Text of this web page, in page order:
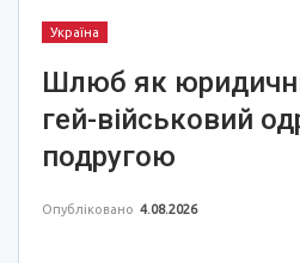
Україна
Шлюб як
гей-військовий
подругою
Опубліковано 4.08.2026